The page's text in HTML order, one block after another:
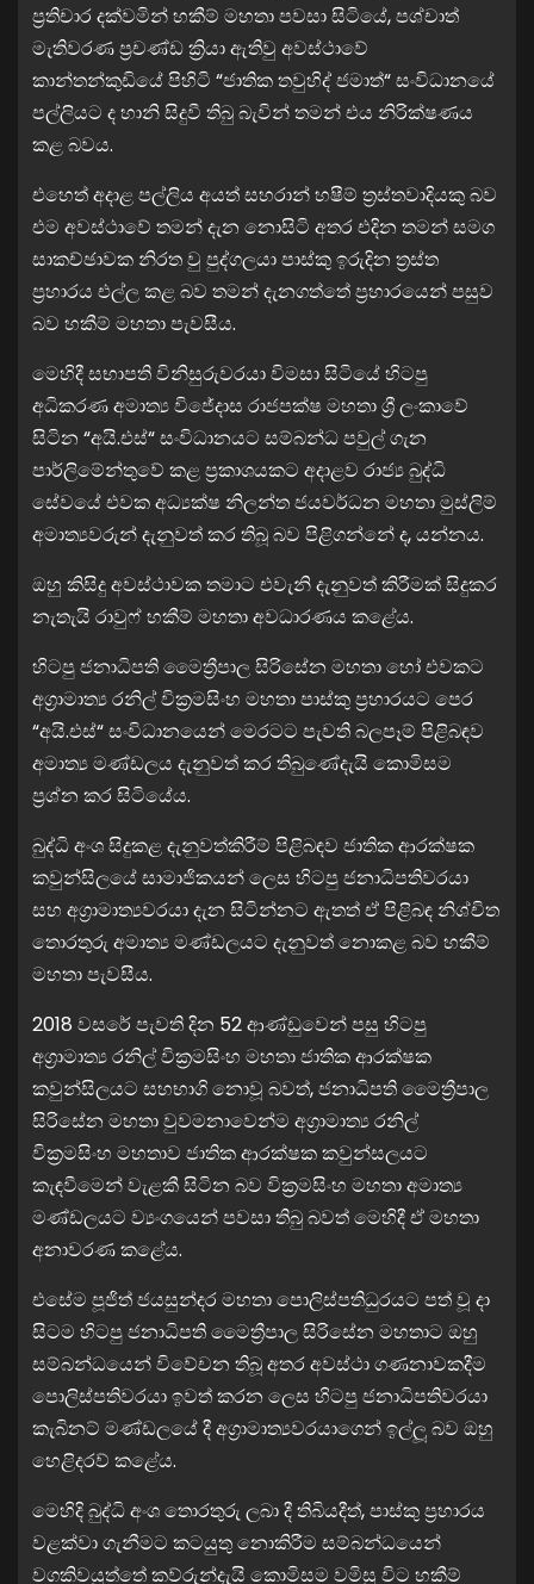
ප්‍රතිචාර දක්වමින් හකීම් මහතා පවසා සිටියේ, පශ්චාත්
මැතිවරණ ප්‍රචණ්ඩ ක්‍රියා ඇතිවු අවස්ථාවේ
කාන්තන්කුඩියේ පිහිටි “ජාතික තවුහිද් ජමාත්“ සංවිධානයේ
පල්ලියට ද හානි සිදුවී තිබු බැවින් තමන් එය නිරික්ෂණය
කළ බවය.
එහෙත් අදාළ පල්ලිය අයත් සහරාන් හෂීම් ත්‍රස්තවාදියකු බව
එම අවස්ථාවේ තමන් දැන නොසිටි අතර එදින තමන් සමග
සාකච්ඡාවක නිරත වු පුද්ගලයා පාස්කු ඉරුදින ත්‍රස්ත
ප්‍රහාරය එල්ල කළ බව තමන් දැනගත්තේ ප්‍රහාරයෙන් පසුව
බව හකීම් මහතා පැවසීය.
මෙහිදී සභාපති විනිසුරුවරයා විමසා සිටියේ හිටපු
අධිකරණ අමාත්‍ය විජේදාස රාජපක්ෂ මහතා ශ්‍රී ලංකාවේ
සිටින “අයි.එස්“ සංවිධානයට සම්බන්ධ පවුල් ගැන
පාර්ලිමේන්තුවේ කළ ප්‍රකාශයකට අදාළව රාජ්‍ය බුද්ධි
සේවයේ එවක අධ්‍යක්ෂ නිලන්ත ජයවර්ධන මහතා මුස්ලිම්
අමාත්‍යවරුන් දැනුවත් කර තිබූ බව පිළිගන්නේ ද, යන්නය.
ඔහු කිසිදු අවස්ථාවක තමාට එවැනි දැනුවත් කිරීමක් සිදුකර
නැතැයි රාවුෆ් හකීම් මහතා අවධාරණය කළේය.
හිටපු ජනාධිපති මෛත්‍රීපාල සිරිසේන මහතා හෝ එවකට
අග්‍රාමාත්‍ය රනිල් වික්‍රමසිංහ මහතා පාස්කු ප්‍රහාරයට පෙර
“අයි.එස්“ සංවිධානයෙන් මෙරටට පැවති බලපෑම් පිළිබඳව
අමාත්‍ය මණ්ඩලය දැනුවත් කර තිබුණේදැයි කොමිසම
ප්‍රශ්න කර සිටියේය.
බුද්ධි අංශ සිදුකළ දැනුවත්කිරීම් පිළිබඳව ජාතික ආරක්ෂක
කවුන්සිලයේ සාමාජිකයන් ලෙස හිටපු ජනාධිපතිවරයා
සහ අග්‍රාමාත්‍යවරයා දැන සිටින්නට ඇතත් ඒ පිළිබඳ නිශ්චිත
තොරතුරු අමාත්‍ය මණ්ඩලයට දැනුවත් නොකළ බව හකීම්
මහතා පැවසීය.
2018 වසරේ පැවති දින 52 ආණ්ඩුවෙන් පසු හිටපු
අග්‍රාමාත්‍ය රනිල් වික්‍රමසිංහ මහතා ජාතික ආරක්ෂක
කවුන්සිලයට සහභාගි නොවූ බවත්, ජනාධිපති මෛත්‍රීපාල
සිරිසේන මහතා වුවමනාවෙන්ම අග්‍රාමාත්‍ය රනිල්
වික්‍රමසිංහ මහතාව ජාතික ආරක්ෂක කවුන්සලයට
කැඳවීමෙන් වැළකී සිටින බව වික්‍රමසිංහ මහතා අමාත්‍ය
මණ්ඩලයට ව්‍යංගයෙන් පවසා තිබු බවත් මෙහිදී ඒ මහතා
අනාවරණ කළේය.
එසේම පූජිත් ජයසුන්දර මහතා පොලිස්පතිධුරයට පත් වූ දා
සිටම හිටපු ජනාධිපති මෛත්‍රීපාල සිරිසේන මහතාට ඔහු
සම්බන්ධයෙන් විවේචන තිබූ අතර අවස්ථා ගණනාවකදීම
පොලිස්පතිවරයා ඉවත් කරන ලෙස හිටපු ජනාධිපතිවරයා
කැබිනට් මණ්ඩලයේ දී අග්‍රාමාත්‍යවරයාගෙන් ඉල්ලූ බව ඔහු
හෙළිදරව් කළේය.
මෙහිදි බුද්ධි අංශ තොරතුරු ලබා දී තිබියදීත්, පාස්කු ප්‍රහාරය
වළක්වා ගැනීමට කටයුතු නොකිරීම සම්බන්ධයෙන්
වගකිවයුත්තේ කව්රුන්දැයි කොමිසම වමිසූ විට හකීම්